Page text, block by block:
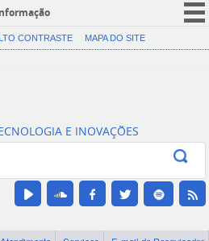
CORONAVÍRUS (COVID-19)
Canais
CONTRASTE MAPA DO SITE
E INOVAÇÕES